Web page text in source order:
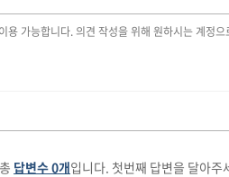
답변수 0개입니다. 첫번째 답변을 달아주